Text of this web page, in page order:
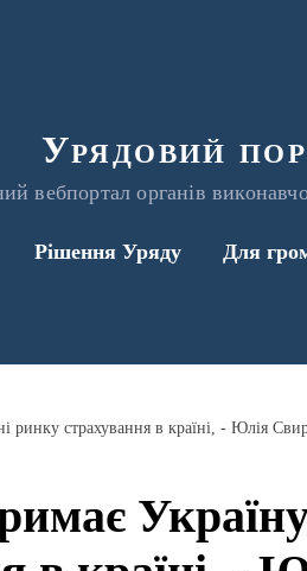
Урядовий
вебпортал органів
Рішення Уряду Для
ринку страхування в країні, - Юлія
Україну